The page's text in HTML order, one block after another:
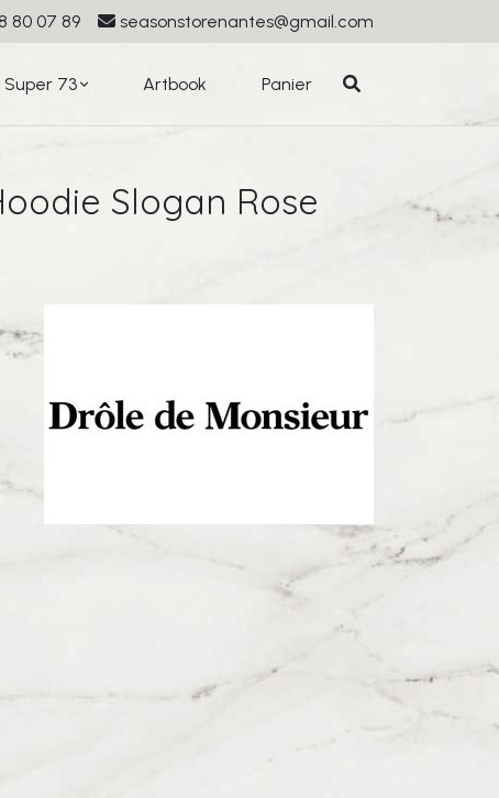
80 07 89 seasonstorenantes@gmail.com
Super 73 Artbook Panier
Slogan Rose